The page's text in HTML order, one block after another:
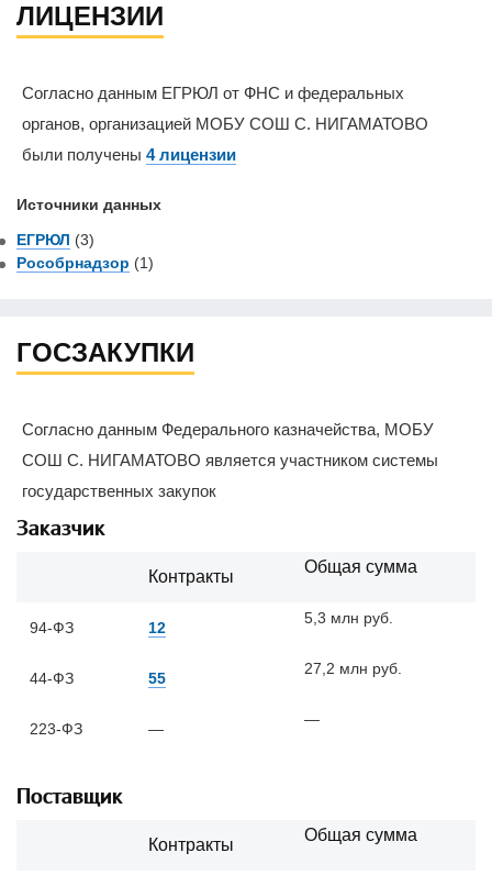
ЛИЦЕНЗИИ
Согласно данным ЕГРЮЛ от ФНС и федеральных
органов, организацией МОБУ СОШ С. НИГАМАТОВО
были получены 4 лицензии
Источники данных
ЕГРЮЛ (3)
Рособрнадзор (1)
ГОСЗАКУПКИ
Согласно данным Федерального казначейства, МОБУ
СОШ С. НИГАМАТОВО является участником системы
государственных закупок
Заказчик
Контракты
Общая сумма
94-ФЗ 12
5,3 млн руб.
44-ФЗ 55
27,2 млн руб.
223-ФЗ —
—
Поставщик
Контракты
Общая сумма